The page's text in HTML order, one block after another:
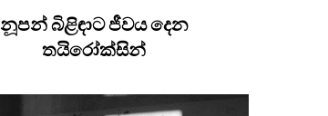
නූපන් බිළිඳාට ජීවය දෙන
තයිරෝක්සින්